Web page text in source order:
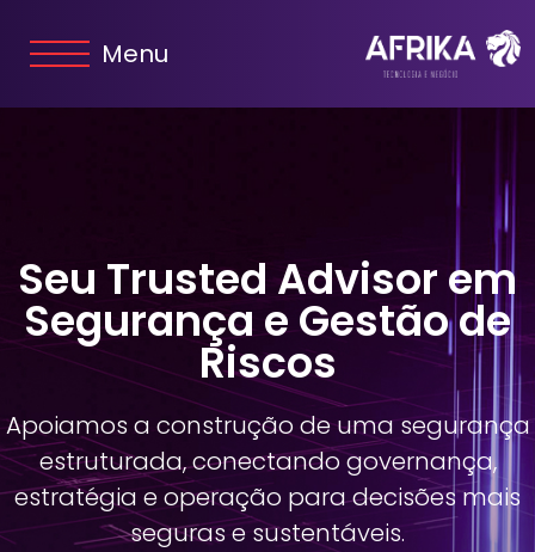
Menu
Seu Trusted Advisor em
Segurança e Gestão de
Riscos
Apoiamos a construção de uma segurança
estruturada, conectando governança,
estratégia e operação para decisões mais
seguras e sustentáveis.